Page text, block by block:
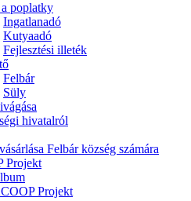
poplatky
Ingatlanadó
Kutyaadó
Fejlesztési illeték
Felbár
Süly
hivatalról
Felbár község számára
Projekt
Projekt